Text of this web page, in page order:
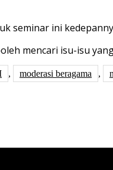
seminar ini ke
mencari isu-isu
, moderasi beragama ,